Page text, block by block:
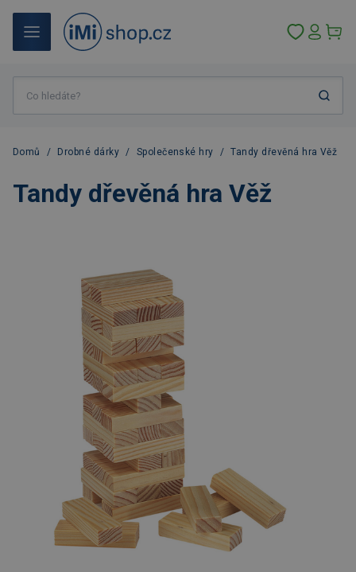
Domů / Drobné dárky / Společenské hry / Tandy dřevěná hra Věž
Tandy dřevěná hra Věž